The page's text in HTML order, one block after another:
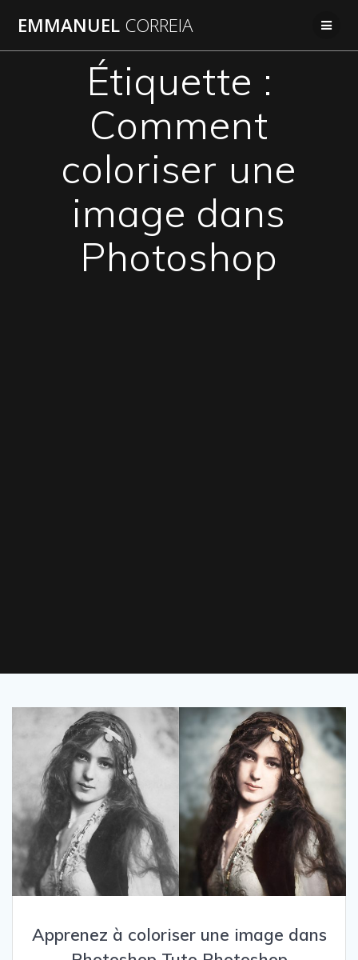
au
EMMANUEL CORREIA
Étiquette :
Comment
coloriser une
image dans
Photoshop
Apprenez à coloriser une image dans